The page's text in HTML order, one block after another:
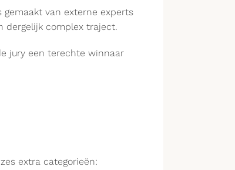
gemaakt van externe experts
dergelijk complex traject.
jury een terechte winnaar
extra categorieën: